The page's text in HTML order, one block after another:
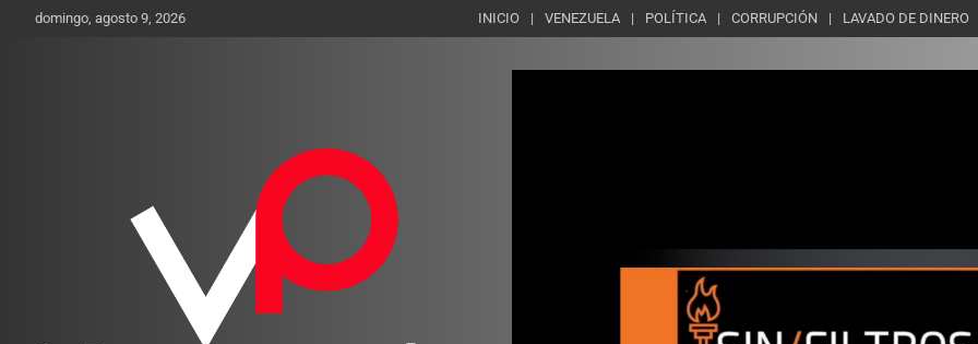
Saltardomingo, agosto 9, 2026 INICIO VENEZUELA POLÍTICA CORRUPCIÓN LAVADO DE DINERO